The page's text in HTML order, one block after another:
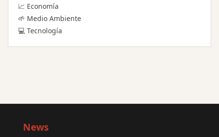
📈 Economía
🌱 Medio Ambiente
💻 Tecnología
News